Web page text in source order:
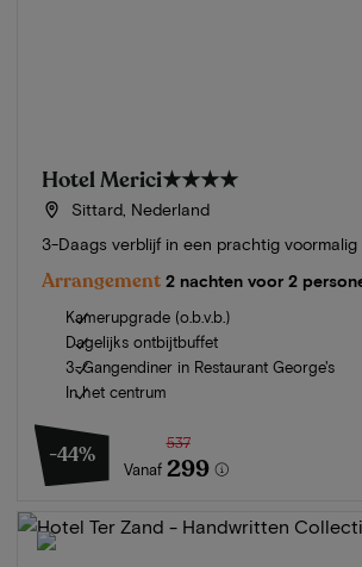
Hotel Merici★★★★
Sittard, Nederland
3-Daags verblijf in een prachtig voormalig
Arrangement 2 nachten voor 2
Kamerupgrade (o.b.v.b.)
Dagelijks ontbijtbuffet
3-Gangendiner in Restaurant George's
In het centrum
-44%
Vanaf
537
299